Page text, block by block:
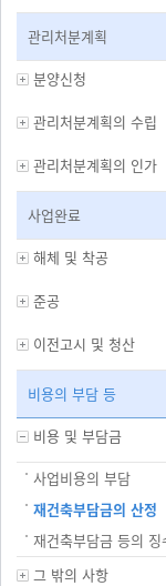
관리처분계획
분양신청
관리처분계획의 수립
관리처분계획의 인가
사업완료
해체 및 착공
준공
이전고시 및 청산
비용의 부담 등
비용 및 부담금
사업비용의 부담
재건축부담금의 산정
재건축부담금 등의 징
그 밖의 사항